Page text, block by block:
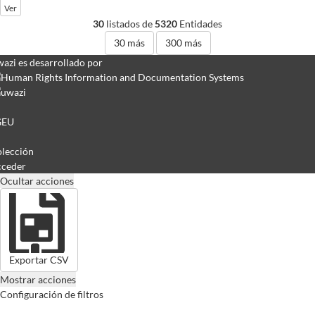
Ver
30 listados de5320 Entidades
30 más 300 más
es desarrollado por
Ocultar acciones
Exportar CSV
Mostrar acciones
Configuración de filtros